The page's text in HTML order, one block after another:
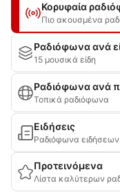
Κορυφαία
Πιο ακουσμένα
Ραδιόφωνα ανά
15 μουσικά είδη
Ραδιόφωνα ανά
Τοπικά ραδιόφωνα
Ειδήσεις
Ραδιόφωνα ειδήσεων
Προτεινόμενα
Λίστα καλύτερων